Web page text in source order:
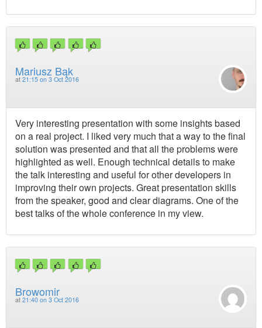
Mariusz Bąk
at 21:15 on 3 Oct 2016
Very interesting presentation with some insights based
on a real project. I liked very much that a way to the final
solution was presented and that all the problems were
highlighted as well. Enough technical details to make
the talk interesting and useful for other developers in
improving their own projects. Great presentation skills
from the speaker, good and clear diagrams. One of the
best talks of the whole conference in my view.
Browomir
at 21:40 on 3 Oct 2016